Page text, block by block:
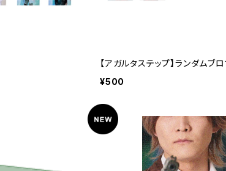
【アガルタステップ】ランダムブ
¥500